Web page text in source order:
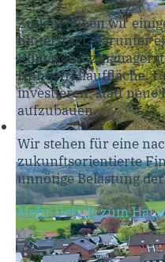
Zudem haben wir
hinterfragt, darunter
Hundefreilauffläche.
investieren, statt neue
aufzubauen.
Wir stehen für eine
zukunftsorientierte
unnötige Belastung
Mehr Details zum